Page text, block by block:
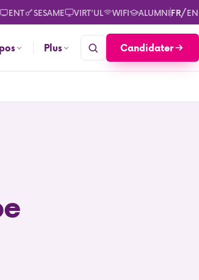
les calendriers des rentrées pour
ENT SESAME VIRT'UL WIFI ALUMNIFR/EN
Plus Candidater